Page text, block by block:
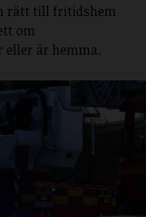
rätt till fritidshem
om
eller är hemma.